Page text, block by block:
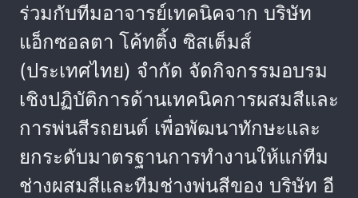
ร่วมกับทีมอาจารย์เทคนิคจาก บริษัท
แอ็กซอลตา โค้ทติ้ง ซิสเต็มส์
(ประเทศไทย) จำกัด จัดกิจกรรมอบรม
เชิงปฏิบัติการด้านเทคนิคการผสมสีและ
การพ่นสีรถยนต์ เพื่อพัฒนาทักษะและ
ยกระดับมาตรฐานการทำงานให้แก่ทีม
ช่างผสมสีและทีมช่างพ่นสีของ บริษัท อี